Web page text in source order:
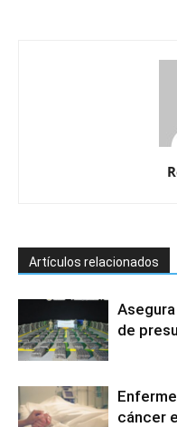
Artículos relacionados
de
cáncer